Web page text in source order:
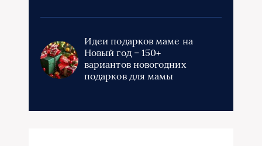
Идеи подарков маме на
Новый год – 150+
вариантов новогодних
подарков для мамы